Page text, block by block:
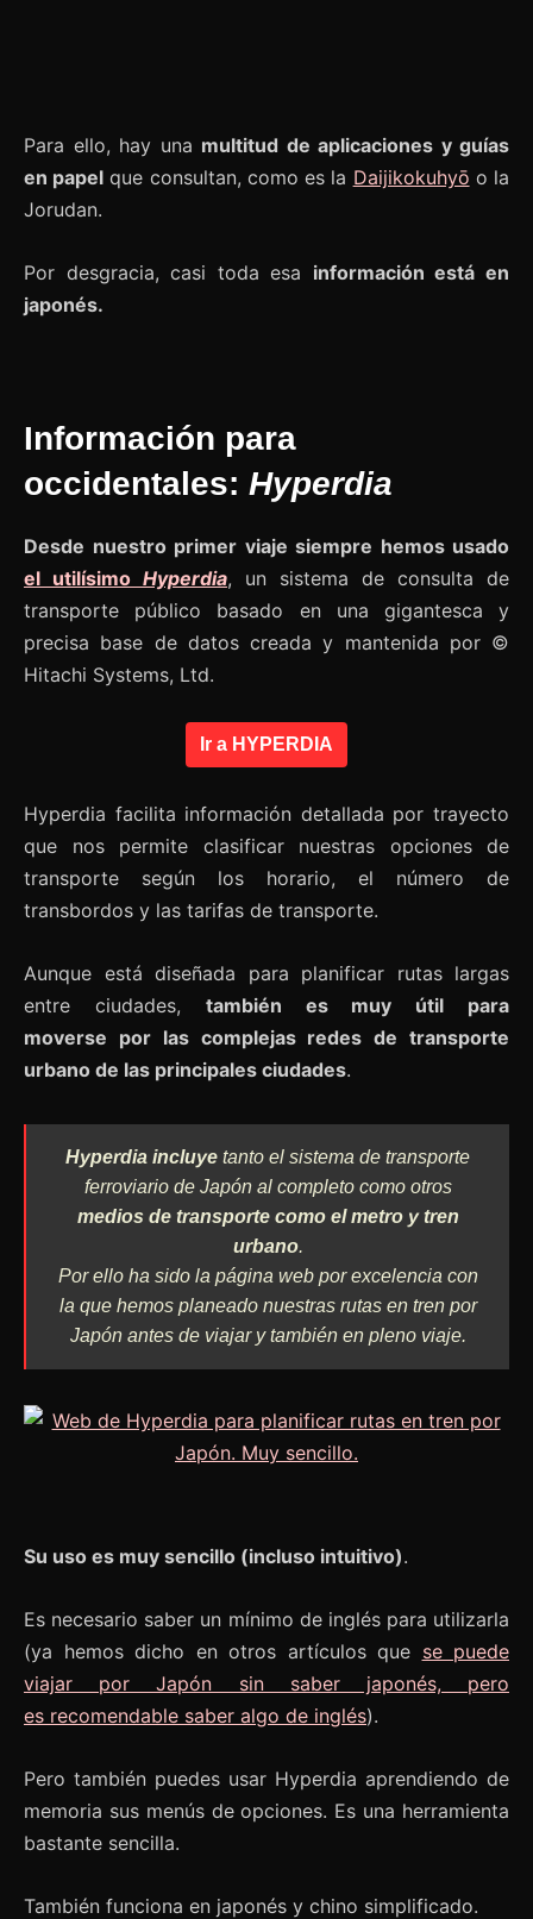
Para ello, hay una multitud de aplicaciones y guías
en papel que consultan, como es la Daijikokuhyō o la
Jorudan.
Por desgracia, casi toda esa información está en
japonés.
Información para
occidentales: Hyperdia
Desde nuestro primer viaje siempre hemos usado
el utilísimo Hyperdia, un sistema de consulta de
transporte público basado en una gigantesca y
precisa base de datos creada y mantenida por ©
Hitachi Systems, Ltd.
Ir a HYPERDIA
Hyperdia facilita información detallada por trayecto
que nos permite clasificar nuestras opciones de
transporte según los horario, el número de
transbordos y las tarifas de transporte.
Aunque está diseñada para planificar rutas largas
entre ciudades, también es muy útil para
moverse por las complejas redes de transporte
urbano de las principales ciudades.
Hyperdia incluye tanto el sistema de transporte
ferroviario de Japón al completo como otros
medios de transporte como el metro y tren
urbano.
Por ello ha sido la página web por excelencia con
la que hemos planeado nuestras rutas en tren por
Japón antes de viajar y también en pleno viaje.
Su uso es muy sencillo (incluso intuitivo).
Es necesario saber un mínimo de inglés para utilizarla
(ya hemos dicho en otros artículos que se puede
viajar por Japón sin saber japonés, pero
es recomendable saber algo de inglés).
Pero también puedes usar Hyperdia aprendiendo de
memoria sus menús de opciones. Es una herramienta
bastante sencilla.
También funciona en japonés y chino simplificado.